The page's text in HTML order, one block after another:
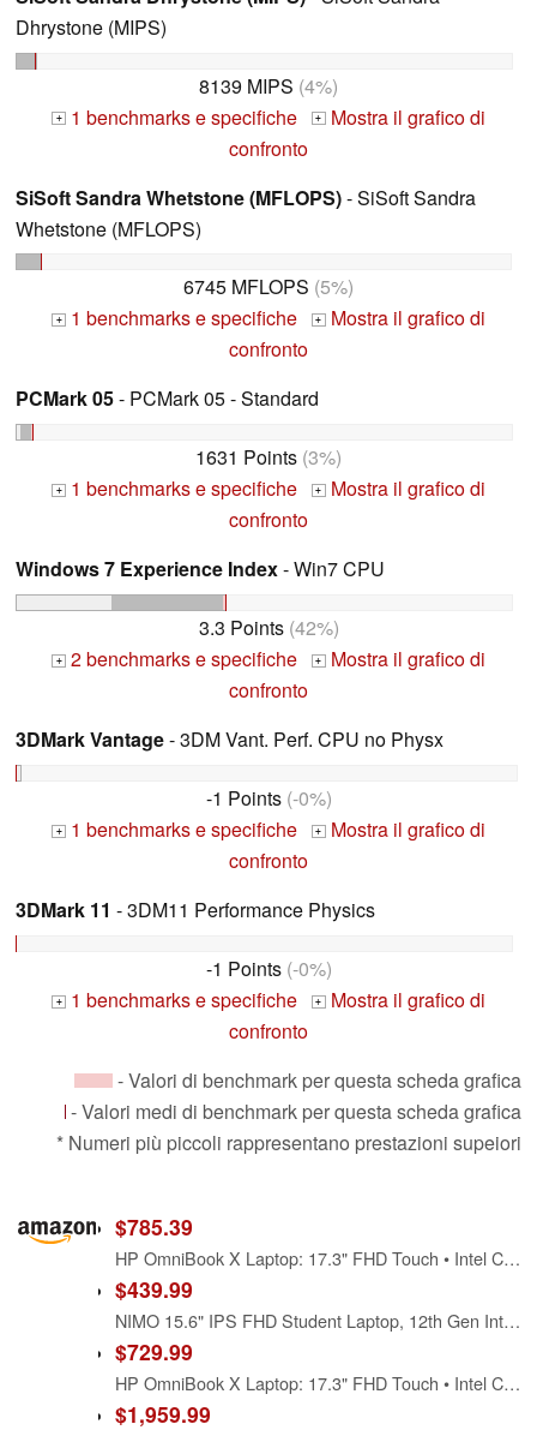
Dhrystone (MIPS)
8139 MIPS (4%)
+ 1 benchmarks e specifiche + Mostra il grafico di
confronto
SiSoft Sandra Whetstone (MFLOPS)- SiSoft Sandra
Whetstone (MFLOPS)
6745 MFLOPS (5%)
+ 1 benchmarks e specifiche + Mostra il grafico di
confronto
PCMark 05- PCMark 05 - Standard
1631 Points (3%)
+ 1 benchmarks e specifiche + Mostra il grafico di
confronto
Windows 7 Experience Index- Win7 CPU
3.3 Points(42%)
+ 2 benchmarks e specifiche + Mostra il grafico di
confronto
3DMark Vantage- 3DM Vant. Perf. CPU no Physx
-1 Points(-0%)
+ 1 benchmarks e specifiche + Mostra il grafico di
confronto
3DMark 11 - 3DM11 Performance Physics
-1 Points(-0%)
+ 1 benchmarks e specifiche + Mostra il grafico di
confronto
- Valori di benchmark per questa scheda grafica
- Valori medi di benchmark per questa scheda grafica
* Numeri più piccoli rappresentano prestazioni supeiori
$785.39
HP OmniBook X Laptop: 17.3" FHD Touch • Intel Core Ultra 7 256V • 16 GB DDR5 SDRAM • 1 TB NVMe SSD • Win11 Home (Renewed)
$439.99
NIMO 15.6" IPS FHD Student Laptop, 12th Gen Intel Core i3-1215U (Up to 4.4GHz, Beat R5 7520U) 16GB RAM 512GB SSD Computer with 180° Viewing, 65W Type C, HDMI, Wi-Fi 6, Portable for Home and Business
$729.99
HP OmniBook X Laptop: 17.3" FHD Touch • Intel Core Ultra 7 256V • 16 GB DDR5 SDRAM • 512 GB NVMe SSD • Win11 Home (Renewed)
$1,959.99